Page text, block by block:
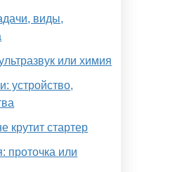
виды,
или химия
устройство,
крутит стартер
проточка или